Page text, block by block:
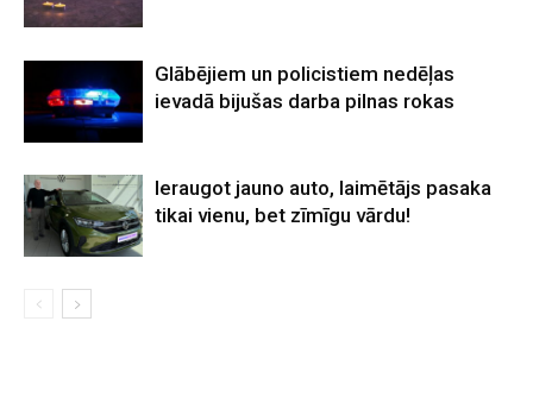
Glābējiem un policistiem nedēļas
ievadā bijušas darba pilnas rokas
Ieraugot jauno auto, laimētājs pasaka
tikai vienu, bet zīmīgu vārdu!